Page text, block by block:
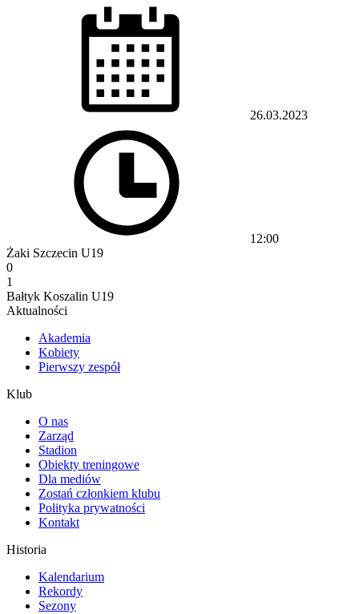
26.03.2023
12:00
Żaki Szczecin U19
0
1
Bałtyk Koszalin U19
Aktualności
Akademia
Kobiety
Pierwszy zespół
Klub
O nas
Zarząd
Stadion
Obiekty treningowe
Dla mediów
Zostań członkiem klubu
Polityka prywatności
Kontakt
Historia
Kalendarium
Rekordy
Sezony